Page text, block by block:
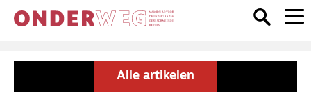
Alle artikelen